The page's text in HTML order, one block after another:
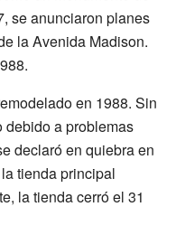
se anunciaron planes
la Avenida Madison.
en 1988. Sin
debido a problemas
declaró en quiebra en
tienda principal
la tienda cerró el 31